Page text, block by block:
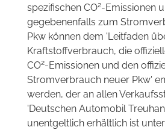
spezifischen CO2-Emissionen
gegebenenfalls zum
Pkw können dem 'Leitfaden
Kraftstoffverbrauch, die
CO2-Emissionen und den
Stromverbrauch neuer Pkw'
werden, der an allen
'Deutschen Automobil
unentgeltlich erhältlich ist